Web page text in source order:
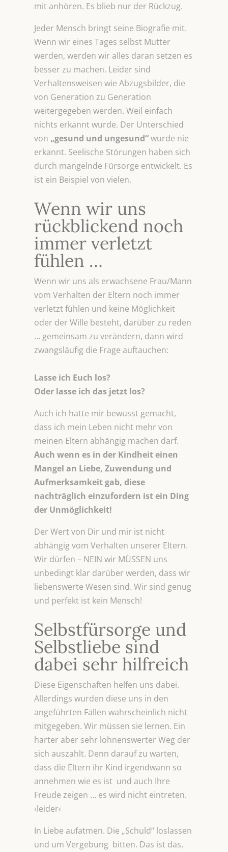
mit anhören. Es blieb nur der Rückzug.
Jeder Mensch bringt seine Biografie mit.
Wenn wir eines Tages selbst Mutter
werden, werden wir alles daran setzen es
besser zu machen. Leider sind
Verhaltensweisen wie Abzugsbilder, die
von Generation zu Generation
weitergegeben werden. Weil einfach
nichts erkannt wurde. Der Unterschied
von „gesund und ungesund“wurde nie
erkannt. Seelische Störungen haben sich
durch mangelnde Fürsorge entwickelt. Es
ist ein Beispiel von vielen.
Wenn wir uns
rückblickend noch
immer verletzt
fühlen …
Wenn wir uns als erwachsene Frau/Mann
vom Verhalten der Eltern noch immer
verletzt fühlen und keine Möglichkeit
oder der Wille besteht, darüber zu reden
… gemeinsam zu verändern, dann wird
zwangsläufig die Frage auftauchen:
Lasse ich Euch los?
Oder lasse ich das jetzt los?
Auch ich hatte mir bewusst gemacht,
dass ich mein Leben nicht mehr von
meinen Eltern abhängig machen darf.
Auch wenn es in der Kindheit einen
Mangel an Liebe, Zuwendung und
Aufmerksamkeit gab, diese
nachträglich einzufordern ist ein Ding
der Unmöglichkeit!
Der Wert von Dir und mir ist nicht
abhängig vom Verhalten unserer Eltern.
Wir dürfen – NEIN wir MÜSSEN uns
unbedingt klar darüber werden, dass wir
liebenswerte Wesen sind. Wir sind genug
und perfekt ist kein Mensch!
Selbstfürsorge und
Selbstliebe sind
dabei sehr hilfreich
Diese Eigenschaften helfen uns dabei.
Allerdings wurden diese uns in den
angeführten Fällen wahrscheinlich nicht
mitgegeben. Wir müssen sie lernen. Ein
harter aber sehr lohnenswerter Weg der
sich auszahlt. Denn darauf zu warten,
dass die Eltern ihr Kind irgendwann so
annehmen wie es ist und auch Ihre
Freude zeigen … es wird nicht eintreten.
›leider‹
In Liebe aufatmen. Die „Schuld“ loslassen
und um Vergebung bitten. Das ist das,